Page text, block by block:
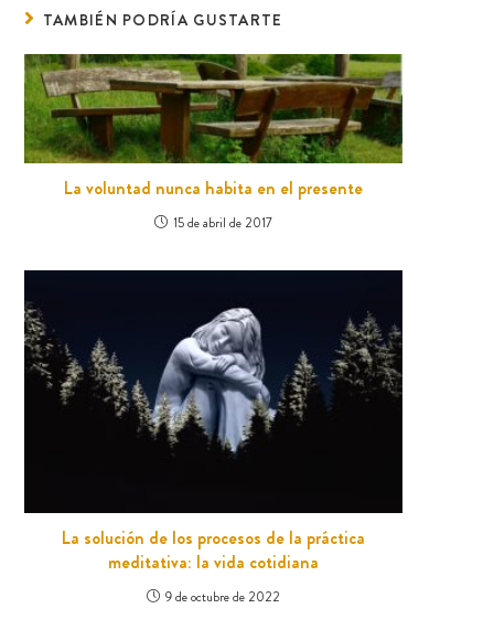
TAMBIÉN PODRÍA GUSTARTE
La voluntad nunca habita en el presente
15 de abril de 2017
La solución de los procesos de la práctica
meditativa: la vida cotidiana
9 de octubre de 2022